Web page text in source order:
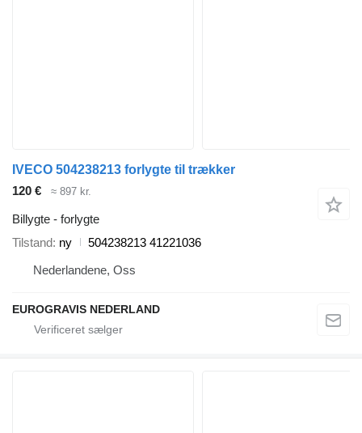
IVECO 504238213 forlygte til trækker
120 €
≈ 897 kr.
Billygte - forlygte
Tilstand ny
504238213 41221036
Nederlandene, Oss
EUROGRAVIS NEDERLAND